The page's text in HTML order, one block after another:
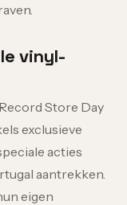
vinyl-
Store Day
exclusieve
acties
aantrekken.
eigen